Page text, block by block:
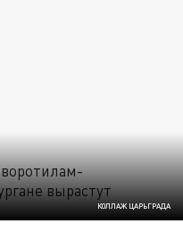
КОЛЛАЖ ЦАРЬГРАДА